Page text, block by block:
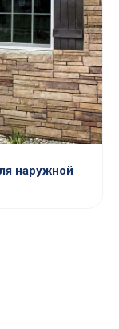
наружной